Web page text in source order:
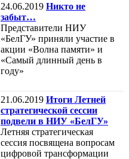
24.06.2019 Никто не
забыт…
Представители НИУ
«БелГУ» приняли участие в
акции «Волна памяти» и
«Самый длинный день в
году»
21.06.2019 Итоги Летней
стратегической сессии
подвели в НИУ «БелГУ»
Летняя стратегическая
сессия посвящена вопросам
цифровой трансформации